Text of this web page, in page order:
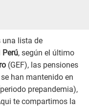
una lista de
Perú, según el último
(GEF), las pensiones
han mantenido en
prepandemia),
te compartimos la